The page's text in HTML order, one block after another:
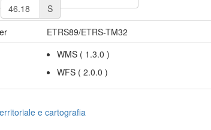
S
ETRS89/ETRS-TM32
WMS ( 1.3.0 )
WFS ( 2.0.0 )
e cartografia